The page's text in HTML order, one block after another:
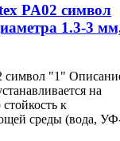
PA02 символ
1.3-3
символ "1"
на
к
среды (вода,